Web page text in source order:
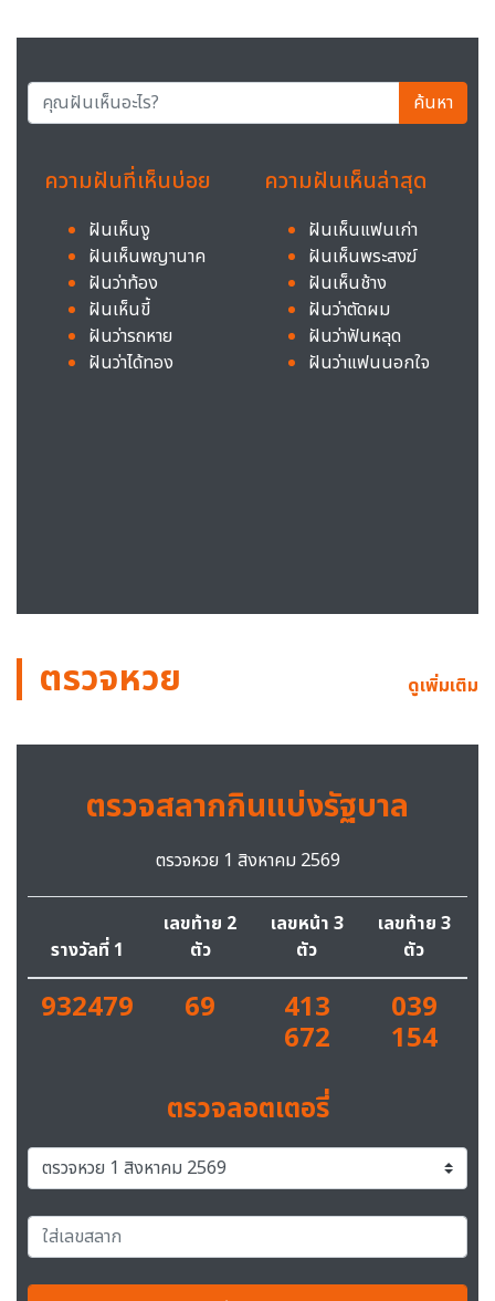
ค้นหา
ความฝันที่เห็นบ่อย
ฝันเห็นงู
ฝันเห็นพญานาค
ฝันว่าท้อง
ฝันเห็นขี้
ฝันว่ารถหาย
ฝันว่าได้ทอง
ความฝันเห็นล่าสุด
ฝันเห็นแฟนเก่า
ฝันเห็นพระสงฆ์
ฝันเห็นช้าง
ฝันว่าตัดผม
ฝันว่าฟันหลุด
ฝันว่าแฟนนอกใจ
ตรวจหวย ดูเพิ่มเติม
ตรวจสลากกินแบ่งรัฐบาล
ตรวจหวย 1 สิงหาคม 2569
รางวัลที่ 1
เลขท้าย 2
ตัว
เลขหน้า 3
ตัว
เลขท้าย 3
ตัว
932479 69 413
672
039
154
ตรวจลอตเตอรี่